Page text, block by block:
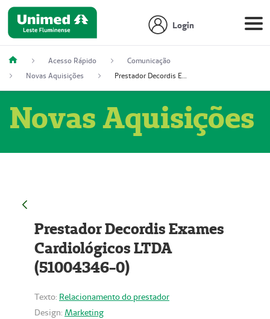
Login
Acesso Rápido
Comunicação
Novas Aquisições
Prestador Decordis Exames Cardiológicos LTDA (51004346-0)
Novas Aquisições
Prestador Decordis Exames
Cardiológicos LTDA
(51004346-0)
Texto: Relacionamento do prestador
Design: Marketing